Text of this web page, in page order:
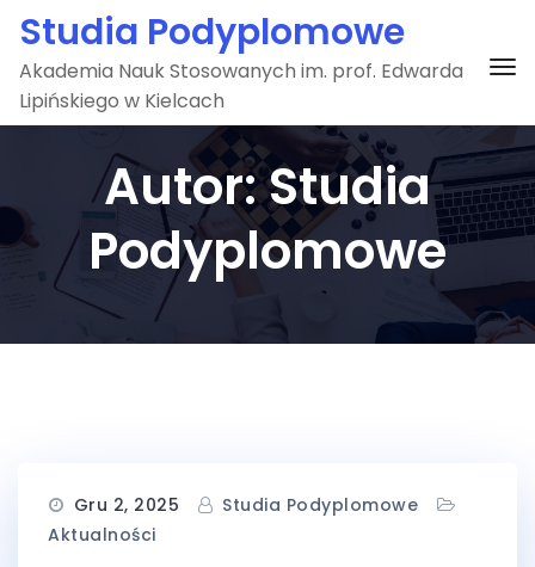
Skip
content
Studia Podyplomowe
Akademia Nauk Stosowanych im. prof. Edwarda
Lipińskiego w Kielcach
Autor:Studia
Podyplomowe
Gru 2, 2025
Studia Podyplomowe
Aktualności